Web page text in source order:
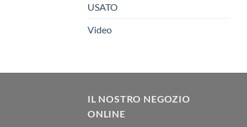
USATO
Video
IL NOSTRO NEGOZIO
ONLINE